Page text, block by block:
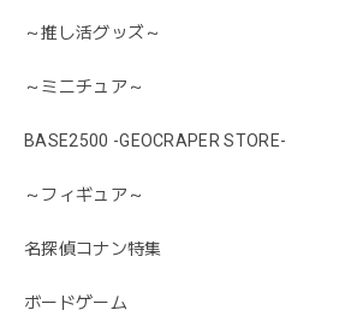
～推し活グッズ～
～ミニチュア～
BASE2500 -GEOCRAPER STORE-
～フィギュア～
名探偵コナン特集
ボードゲーム